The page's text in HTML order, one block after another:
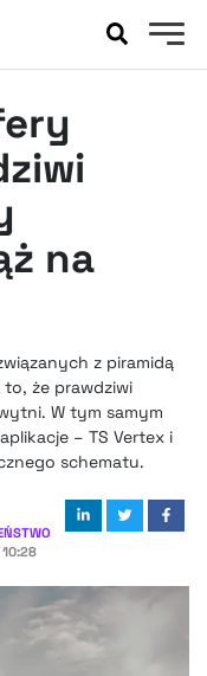
na
z piramidą
to, że prawdziwi
W tym samym
– TS Vertex i
schematu.
10:28